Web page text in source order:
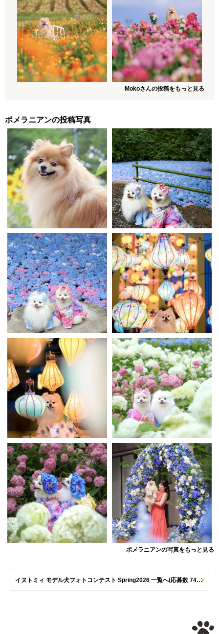
Mokoさんの投稿をもっと見る
ポメラニアンの投稿写真
ポメラニアンの写真をもっと見る
イヌトミィ モデル犬フォトコンテスト Spring2026 一覧へ(応募数 747枚)